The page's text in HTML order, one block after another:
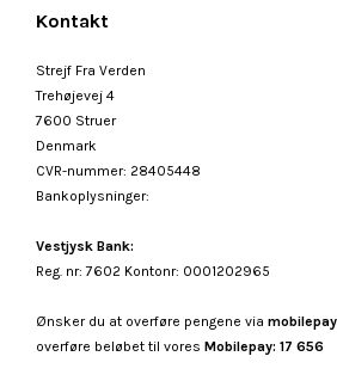
Kontakt
Strejf Fra Verden
Trehøjevej 4
7600 Struer
Denmark
CVR-nummer: 28405448
Bankoplysninger:
Vestjysk Bank:
Reg. nr: 7602 Kontonr: 0001202965
Ønsker du at overføre pengene via mobilepay
overføre beløbet til vores Mobilepay: 17 656